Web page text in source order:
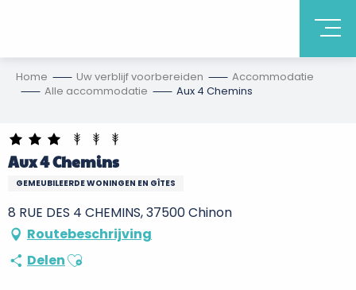
Home Uw verblijf voorbereiden
Accommodatie
Alle accommodatie
Aux 4 Chemins
Aux 4 Chemins
GEMEUBILEERDE WONINGEN EN GÎTES
8 RUE DES 4 CHEMINS, 37500 Chinon
Routebeschrijving
DelenAjouter aux favoris